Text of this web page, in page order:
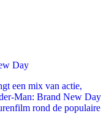
Day
een mix van actie,
Man: Brand New Day
rond de populaire